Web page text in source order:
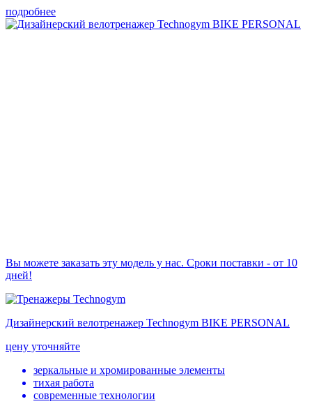
подробнее
Вы можете заказать эту модель у нас. Сроки поставки - от 10
дней!
Дизайнерский велотренажер Technogym BIKE PERSONAL
цену уточняйте
зеркальные и хромированные элементы
тихая работа
современные технологии